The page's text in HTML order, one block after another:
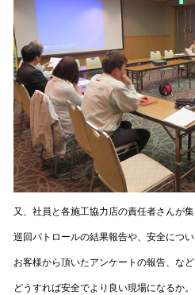
又、社員と各施工協力店の責任者さんが集
巡回パトロールの結果報告や、安全につい
お客様から頂いたアンケートの報告、など
どうすれば安全でより良い現場になるか